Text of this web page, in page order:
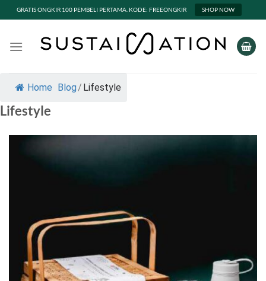
GRATIS ONGKIR 100 PEMBELI PERTAMA. KODE: FREEONGKIR SHOP NOW
Home Blog/ Lifestyle
Lifestyle